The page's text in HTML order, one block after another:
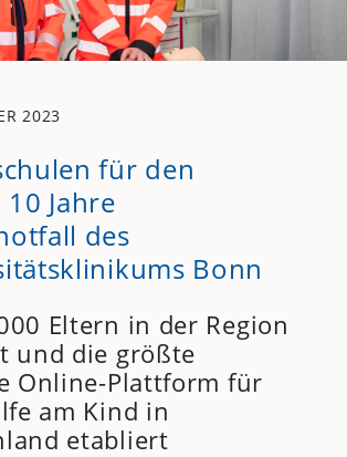
2023
für den
Jahre
des
Bonn
Eltern in der Region
und die größte
Online-Plattform für
am Kind in
etabliert